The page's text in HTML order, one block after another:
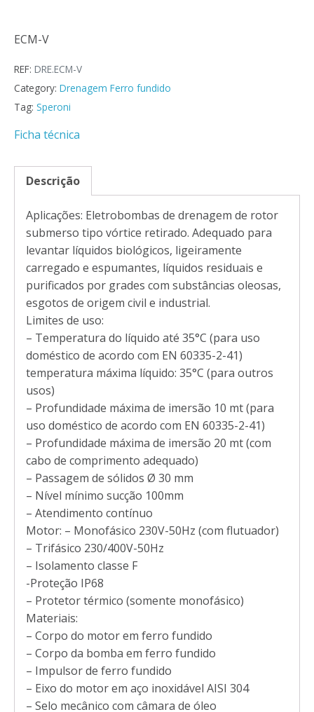
ECM-V
REF: DRE.ECM-V
Category: Drenagem Ferro fundido
Tag: Speroni
Ficha técnica
Descrição
Aplicações: Eletrobombas de drenagem de rotor
submerso tipo vórtice retirado. Adequado para
levantar líquidos biológicos, ligeiramente
carregado e espumantes, líquidos residuais e
purificados por grades com substâncias oleosas,
esgotos de origem civil e industrial.
Limites de uso:
– Temperatura do líquido até 35°C (para uso
doméstico de acordo com EN 60335-2-41)
temperatura máxima líquido: 35°C (para outros
usos)
– Profundidade máxima de imersão 10 mt (para
uso doméstico de acordo com EN 60335-2-41)
– Profundidade máxima de imersão 20 mt (com
cabo de comprimento adequado)
– Passagem de sólidos Ø 30 mm
– Nível mínimo sucção 100mm
– Atendimento contínuo
Motor: – Monofásico 230V-50Hz (com flutuador)
– Trifásico 230/400V-50Hz
– Isolamento classe F
-Proteção IP68
– Protetor térmico (somente monofásico)
Materiais:
– Corpo do motor em ferro fundido
– Corpo da bomba em ferro fundido
– Impulsor de ferro fundido
– Eixo do motor em aço inoxidável AISI 304
– Selo mecânico com câmara de óleo